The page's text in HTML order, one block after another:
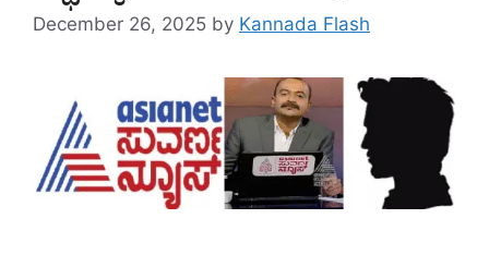
December 26, 2025 by Kannada Flash